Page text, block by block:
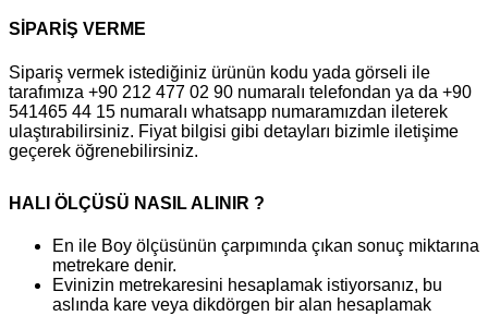
SİPARİŞ VERME
Sipariş vermek istediğiniz ürünün kodu yada görseli ile
tarafımıza +90 212 477 02 90 numaralı telefondan ya da +90
541465 44 15 numaralı whatsapp numaramızdan ileterek
ulaştırabilirsiniz. Fiyat bilgisi gibi detayları bizimle iletişime
geçerek öğrenebilirsiniz.
HALI ÖLÇÜSÜ NASIL ALINIR ?
En ile Boy ölçüsünün çarpımında çıkan sonuç miktarına
metrekare denir.
Evinizin metrekaresini hesaplamak istiyorsanız, bu
aslında kare veya dikdörgen bir alan hesaplamak